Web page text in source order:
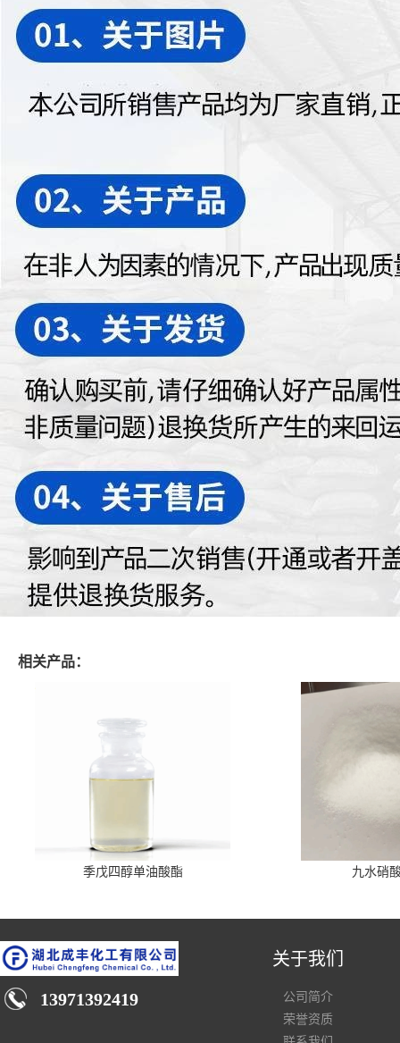
相关产品：
季戊四醇单油酸酯 九水硝
13971392419
关于我们
公司简介
荣誉资质